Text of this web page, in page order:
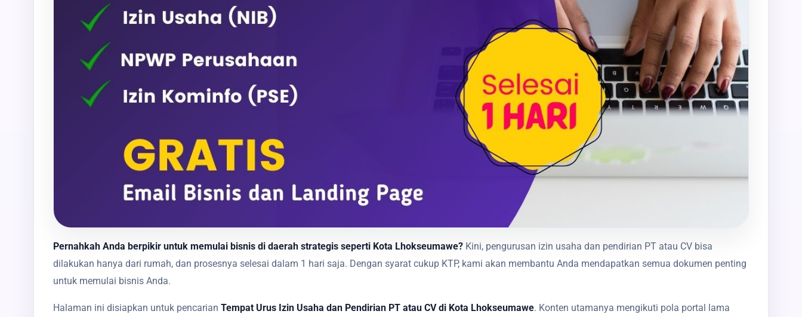
Pernahkah Anda berpikir untuk memulai bisnis di daerah strategis seperti Kota Lhokseumawe? Kini, pengurusan izin usaha dan pendirian PT atau CV bisa
dilakukan hanya dari rumah, dan prosesnya selesai dalam 1 hari saja. Dengan syarat cukup KTP, kami akan membantu Anda mendapatkan semua dokumen penting
untuk memulai bisnis Anda.
Halaman ini disiapkan untuk pencarian Tempat Urus Izin Usaha dan Pendirian PT atau CV di Kota Lhokseumawe. Konten utamanya mengikuti pola portal lama